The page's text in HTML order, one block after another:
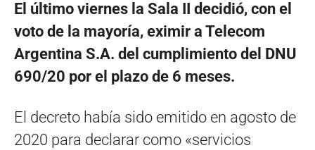
El último viernes la Sala II decidió, con el
voto de la mayoría, eximir a Telecom
Argentina S.A. del cumplimiento del DNU
690/20 por el plazo de 6 meses.
El decreto había sido emitido en agosto de
2020 para declarar como «servicios